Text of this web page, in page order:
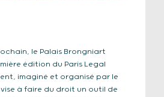
le Palais Brongniart
édition du Paris Legal
imaginé et organisé par le
à faire du droit un outil de